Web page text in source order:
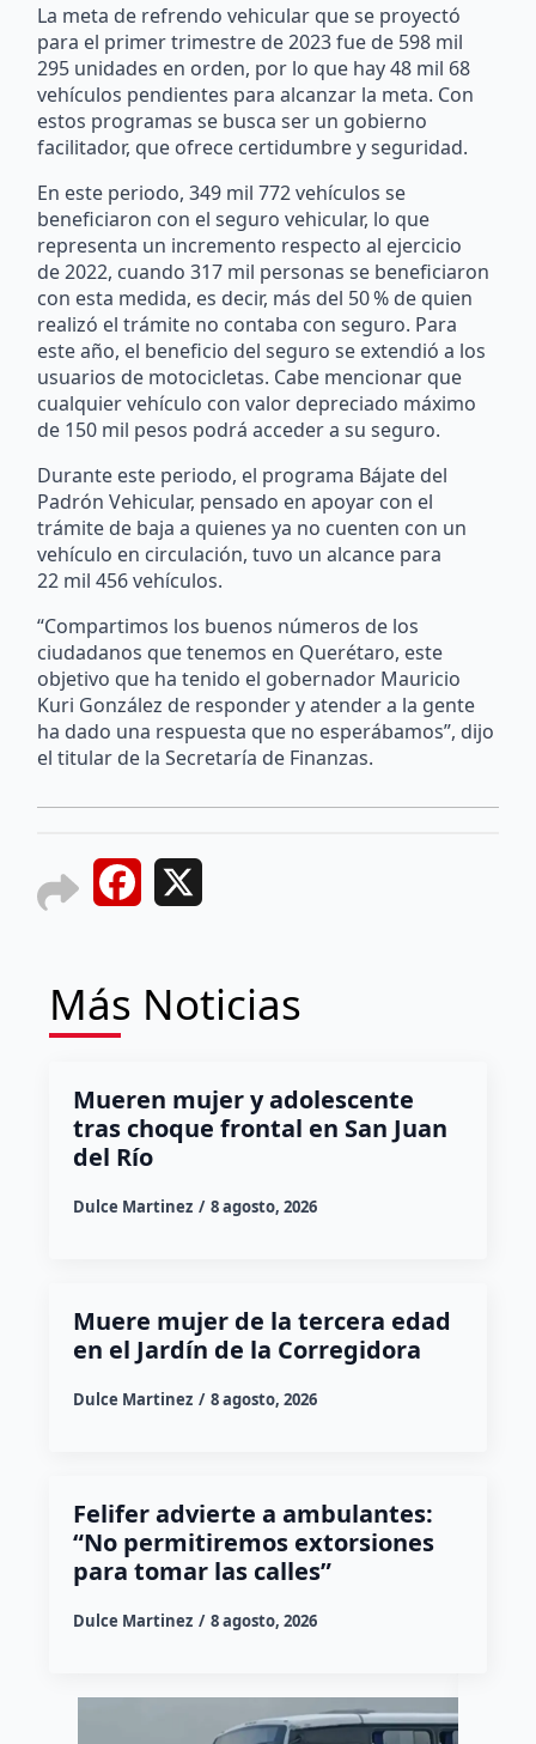
La meta de refrendo vehicular que se proyectó
para el primer trimestre de 2023 fue de 598 mil
295 unidades en orden, por lo que hay 48 mil 68
vehículos pendientes para alcanzar la meta. Con
estos programas se busca ser un gobierno
facilitador, que ofrece certidumbre y seguridad.
En este periodo, 349 mil 772 vehículos se
beneficiaron con el seguro vehicular, lo que
representa un incremento respecto al ejercicio
de 2022, cuando 317 mil personas se beneficiaron
con esta medida, es decir, más del 50 % de quien
realizó el trámite no contaba con seguro. Para
este año, el beneficio del seguro se extendió a los
usuarios de motocicletas. Cabe mencionar que
cualquier vehículo con valor depreciado máximo
de 150 mil pesos podrá acceder a su seguro.
Durante este periodo, el programa Bájate del
Padrón Vehicular, pensado en apoyar con el
trámite de baja a quienes ya no cuenten con un
vehículo en circulación, tuvo un alcance para
22 mil 456 vehículos.
“Compartimos los buenos números de los
ciudadanos que tenemos en Querétaro, este
objetivo que ha tenido el gobernador Mauricio
Kuri González de responder y atender a la gente
ha dado una respuesta que no esperábamos”, dijo
el titular de la Secretaría de Finanzas.
Facebook
Más Noticias
Mueren mujer y adolescente
tras choque frontal en San Juan
del Río
Dulce Martinez 8 agosto, 2026
Muere mujer de la tercera edad
en el Jardín de la Corregidora
Dulce Martinez 8 agosto, 2026
Felifer advierte a ambulantes:
“No permitiremos extorsiones
para tomar las calles”
Dulce Martinez 8 agosto, 2026